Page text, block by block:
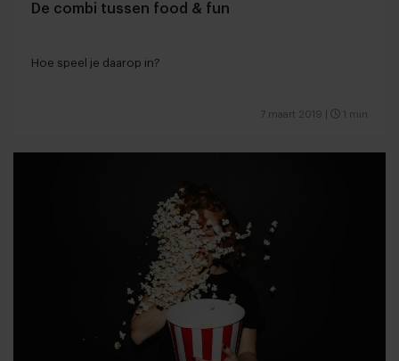
De combi tussen food & fun
Hoe speel je daarop in?
7 maart 2019 1 min